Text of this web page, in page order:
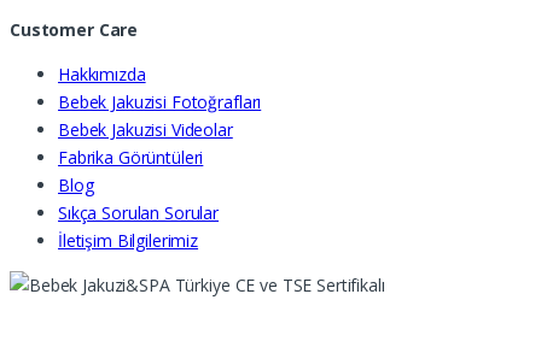
Customer Care
Hakkımızda
Bebek Jakuzisi Fotoğrafları
Bebek Jakuzisi Videolar
Fabrika Görüntüleri
Blog
Sıkça Sorulan Sorular
İletişim Bilgilerimiz